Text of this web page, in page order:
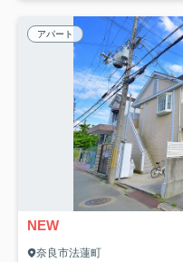
アパート
NEW
奈良市法蓮町